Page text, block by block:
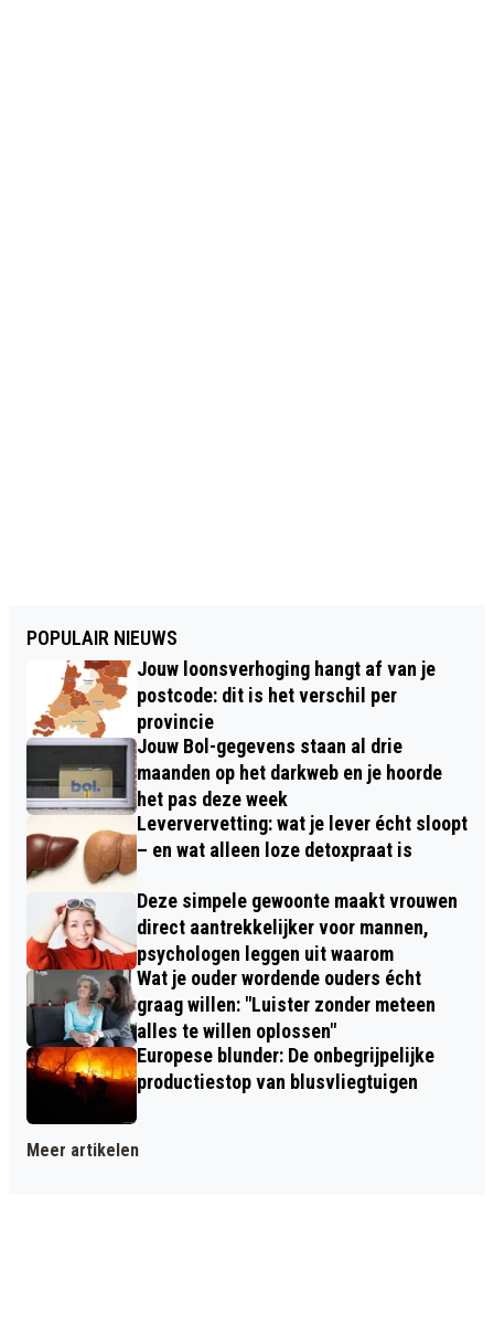
POPULAIR NIEUWS
Jouw loonsverhoging hangt af van je
postcode: dit is het verschil per
provincie
Jouw Bol-gegevens staan al drie
maanden op het darkweb en je hoorde
het pas deze week
Leververvetting: wat je lever écht sloopt
– en wat alleen loze detoxpraat is
Deze simpele gewoonte maakt vrouwen
direct aantrekkelijker voor mannen,
psychologen leggen uit waarom
Wat je ouder wordende ouders écht
graag willen: "Luister zonder meteen
alles te willen oplossen"
Europese blunder: De onbegrijpelijke
productiestop van blusvliegtuigen
Meer artikelen